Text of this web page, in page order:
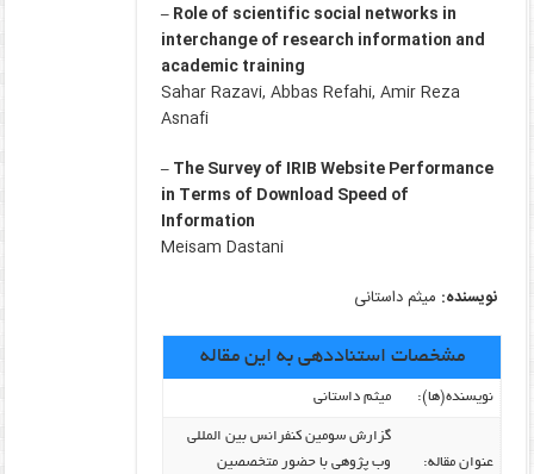
– Role of scientific social networks in
interchange of research information and
academic training
Sahar Razavi, Abbas Refahi, Amir Reza
Asnafi
– The Survey of IRIB Website Performance
in Terms of Download Speed of
Information
Meisam Dastani
نویسنده: میثم داستانی
مشخصات استناددهی به این مقاله
نویسنده‌(ها): میثم داستانی
عنوان مقاله:
گزارش سومین کنفرانس بین المللی
وب پژوهی با حضور متخصصین